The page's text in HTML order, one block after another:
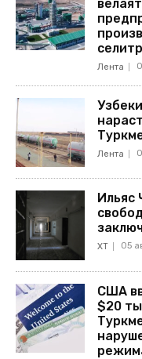
Лента
Лента
Ильяс
ХТ 05
США
$20